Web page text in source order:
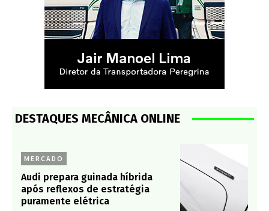
DESTAQUES MECÂNICA ONLINE
MERCADO
Audi prepara guinada híbrida
após reflexos de estratégia
puramente elétrica